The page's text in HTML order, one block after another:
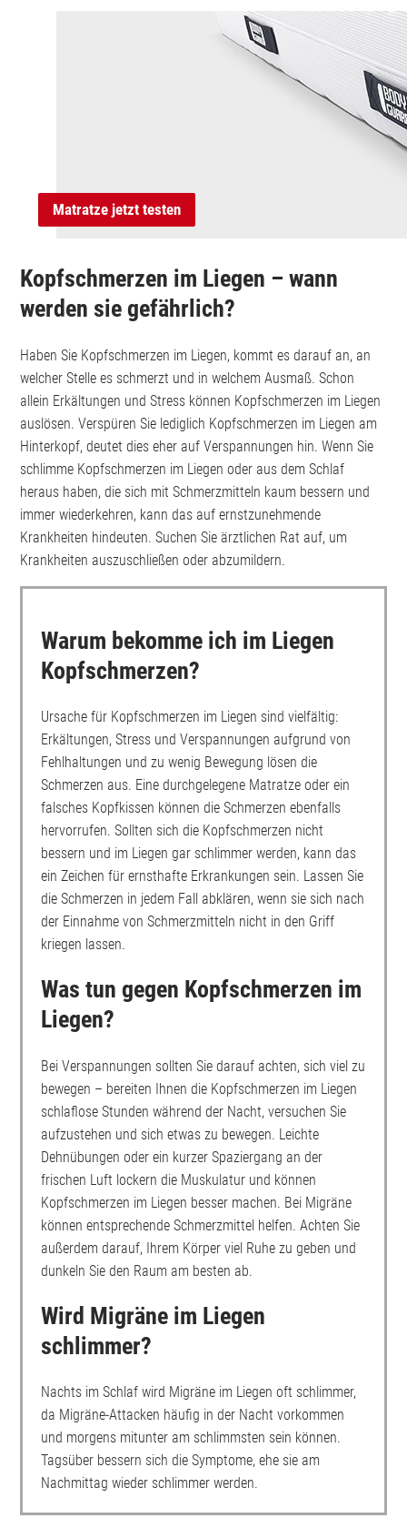
Matratze jetzt testen
Kopfschmerzen im Liegen – wann
werden sie gefährlich?
Haben Sie Kopfschmerzen im Liegen, kommt es darauf an, an
welcher Stelle es schmerzt und in welchem Ausmaß. Schon
allein Erkältungen und Stress können Kopfschmerzen im Liegen
auslösen. Verspüren Sie lediglich Kopfschmerzen im Liegen am
Hinterkopf, deutet dies eher auf Verspannungen hin. Wenn Sie
schlimme Kopfschmerzen im Liegen oder aus dem Schlaf
heraus haben, die sich mit Schmerzmitteln kaum bessern und
immer wiederkehren, kann das auf ernstzunehmende
Krankheiten hindeuten. Suchen Sie ärztlichen Rat auf, um
Krankheiten auszuschließen oder abzumildern.
Warum bekomme ich im Liegen
Kopfschmerzen?
Ursache für Kopfschmerzen im Liegen sind vielfältig:
Erkältungen, Stress und Verspannungen aufgrund von
Fehlhaltungen und zu wenig Bewegung lösen die
Schmerzen aus. Eine durchgelegene Matratze oder ein
falsches Kopfkissen können die Schmerzen ebenfalls
hervorrufen. Sollten sich die Kopfschmerzen nicht
bessern und im Liegen gar schlimmer werden, kann das
ein Zeichen für ernsthafte Erkrankungen sein. Lassen Sie
die Schmerzen in jedem Fall abklären, wenn sie sich nach
der Einnahme von Schmerzmitteln nicht in den Griff
kriegen lassen.
Was tun gegen Kopfschmerzen im
Liegen?
Bei Verspannungen sollten Sie darauf achten, sich viel zu
bewegen – bereiten Ihnen die Kopfschmerzen im Liegen
schlaflose Stunden während der Nacht, versuchen Sie
aufzustehen und sich etwas zu bewegen. Leichte
Dehnübungen oder ein kurzer Spaziergang an der
frischen Luft lockern die Muskulatur und können
Kopfschmerzen im Liegen besser machen. Bei Migräne
können entsprechende Schmerzmittel helfen. Achten Sie
außerdem darauf, Ihrem Körper viel Ruhe zu geben und
dunkeln Sie den Raum am besten ab.
Wird Migräne im Liegen
schlimmer?
Nachts im Schlaf wird Migräne im Liegen oft schlimmer,
da Migräne-Attacken häufig in der Nacht vorkommen
und morgens mitunter am schlimmsten sein können.
Tagsüber bessern sich die Symptome, ehe sie am
Nachmittag wieder schlimmer werden.